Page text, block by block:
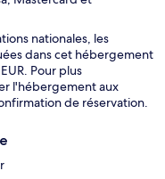
nationales, les
dans cet hébergement
Pour plus
l'hébergement aux
de réservation.